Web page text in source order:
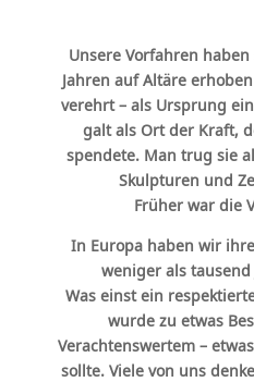
Unsere Vorfahren
Jahren auf Altäre
verehrt – als Ursprung
galt als Ort der Kraft,
spendete. Man trug sie
Skulpturen und
Früher war die
In Europa haben wir
weniger als tausend
Was einst ein
wurde zu etwas
Verachtenswertem –
sollte. Viele von uns